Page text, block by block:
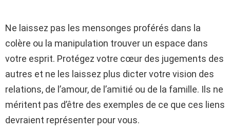
Ne laissez pas les mensonges proférés dans la
colère ou la manipulation trouver un espace dans
votre esprit. Protégez votre cœur des jugements des
autres et ne les laissez plus dicter votre vision des
relations, de l’amour, de l’amitié ou de la famille. Ils ne
méritent pas d’être des exemples de ce que ces liens
devraient représenter pour vous.